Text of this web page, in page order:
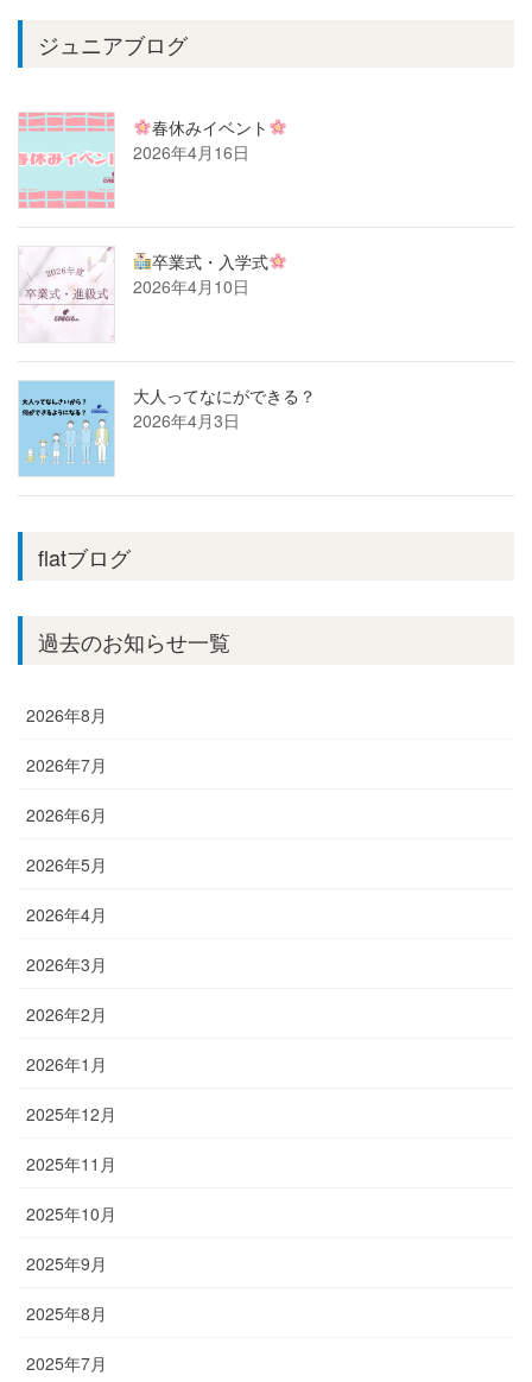
ジュニアブログ
春休みイベント
2026年4月16日
卒業式・入学式
2026年4月10日
大人ってなにができる？
2026年4月3日
flatブログ
過去のお知らせ一覧
2026年8月
2026年7月
2026年6月
2026年5月
2026年4月
2026年3月
2026年2月
2026年1月
2025年12月
2025年11月
2025年10月
2025年9月
2025年8月
2025年7月